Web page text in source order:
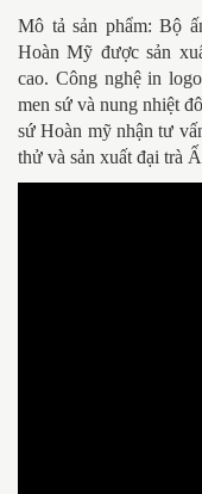
Mô tả sản phẩm: Bộ
Hoàn Mỹ được sản
cao. Công nghệ in
men sứ và nung nhiệt
sứ Hoàn mỹ nhận tư
thử và sản xuất đại trà